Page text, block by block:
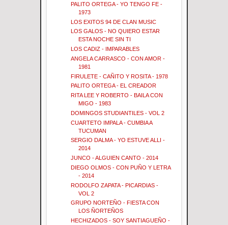
PALITO ORTEGA - YO TENGO FE -
1973
LOS EXITOS 94 DE CLAN MUSIC
LOS GALOS - NO QUIERO ESTAR
ESTA NOCHE SIN TI
LOS CADIZ - IMPARABLES
ANGELA CARRASCO - CON AMOR -
1981
FIRULETE - CAÑITO Y ROSITA - 1978
PALITO ORTEGA - EL CREADOR
RITA LEE Y ROBERTO - BAILA CON
MIGO - 1983
DOMINGOS STUDIANTILES - VOL 2
CUARTETO IMPALA - CUMBIA A
TUCUMAN
SERGIO DALMA - YO ESTUVE ALLI -
2014
JUNCO - ALGUIEN CANTO - 2014
DIEGO OLMOS - CON PUÑO Y LETRA
- 2014
RODOLFO ZAPATA - PICARDIAS -
VOL 2
GRUPO NORTEÑO - FIESTA CON
LOS ÑORTEÑOS
HECHIZADOS - SOY SANTIAGUEÑO -